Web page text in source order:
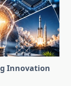
Innovation